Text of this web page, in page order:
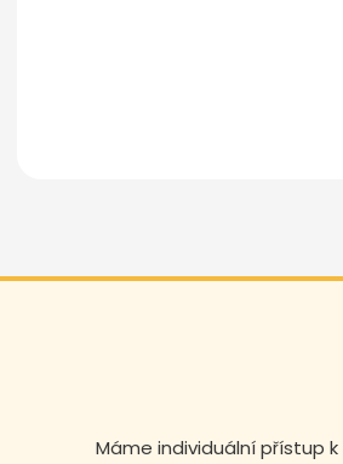
Máme individuální přístup k